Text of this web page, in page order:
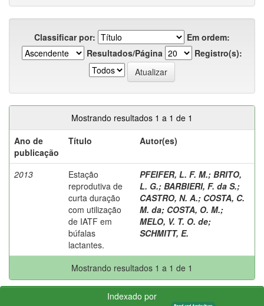
Classificar por:
Em ordem:
Resultados/Página
Registro(s):
Mostrando resultados 1 a 1 de 1
Ano de
publicação
Título Autor(es)
2013
Estação
reprodutiva de
curta duração
com utilização
de IATF em
búfalas
lactantes.
PFEIFER, L. F. M.; BRITO,
L. G.; BARBIERI, F. da S.;
CASTRO, N. A.; COSTA, C.
M. da; COSTA, O. M.;
MELO, V. T. O. de;
SCHMITT, E.
Mostrando resultados 1 a 1 de 1
Indexado por